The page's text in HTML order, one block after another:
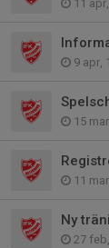
11
9 apr,
15
11
Ny
27